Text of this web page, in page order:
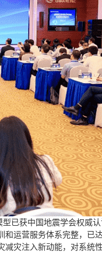
已获中国地震学会权威
运营服务体系完整，已
灾注入新动能，对系统